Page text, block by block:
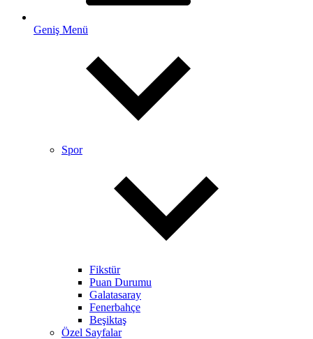
Geniş Menü
Spor
Fikstür
Puan Durumu
Galatasaray
Fenerbahçe
Beşiktaş
Özel Sayfalar